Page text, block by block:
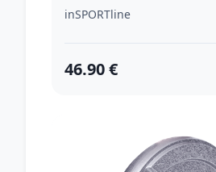
inSPORTline
46.90 €